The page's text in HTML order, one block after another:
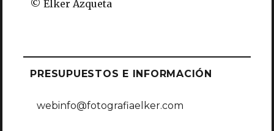
© Elker Azqueta
PRESUPUESTOS E INFORMACIÓN
webinfo@fotografiaelker.com